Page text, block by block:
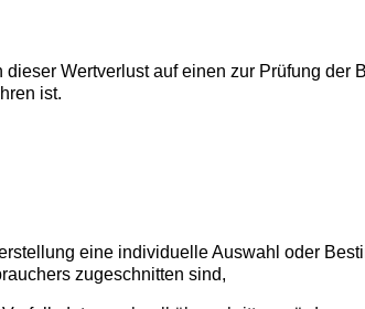
Wertverlust auf einen zur Prüfung der
ist.
eine individuelle Auswahl oder
zugeschnitten sind,